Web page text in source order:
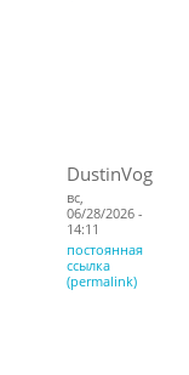
DustinVog
вс,
06/28/2026 -
14:11
постоянная
ссылка
(permalink)